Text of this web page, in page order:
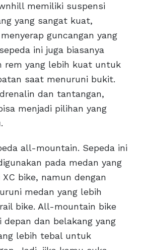
memiliki suspensi
yang sangat kuat,
guncangan yang
ini juga biasanya
rem yang lebih kuat untuk
saat menuruni bukit.
dan tantangan,
menjadi pilihan yang
all-mountain. Sepeda ini
pada medan yang
bike, namun dengan
medan yang lebih
bike. All-mountain bike
dan belakang yang
lebih tebal untuk